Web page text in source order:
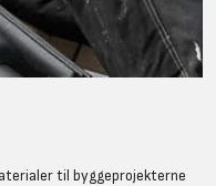
til byggeprojekterne